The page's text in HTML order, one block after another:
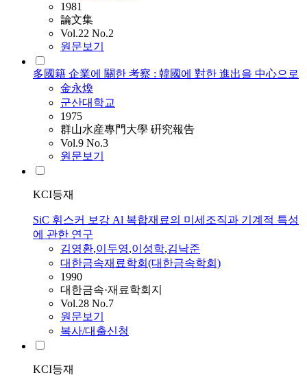
1981
論文集
Vol.22 No.2
원문보기
多國籍 企業에 關한 考察 : 韓國에 對한 進出을 中心으로
金永煥
군산대학교
1975
群山水産專門大學 硏究報告
Vol.9 No.3
원문보기
KCI등재
SiC 휘스커 보강 Al 복합재료의 미세조직과 기계적 특성
에 관한 연구
김영환,이두영,이성학,김낙준
대한금속재료학회(대한금속학회)
1990
대한금속·재료학회지
Vol.28 No.7
원문보기
복사/대출신청
KCI등재